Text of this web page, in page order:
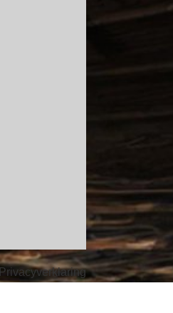
Privacyverklaring